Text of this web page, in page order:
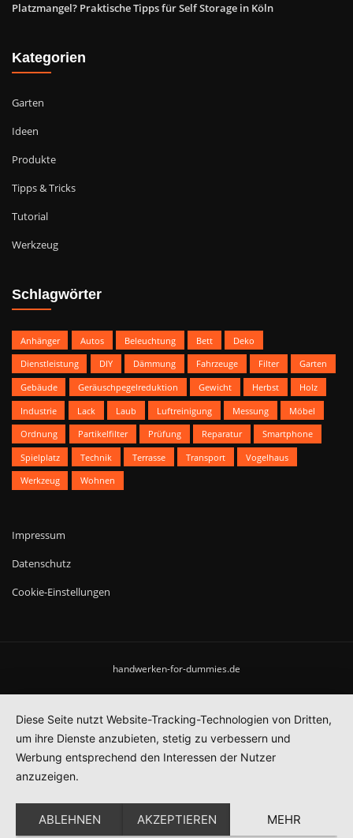
Platzmangel? Praktische Tipps für Self Storage in Köln
Kategorien
Garten
Ideen
Produkte
Tipps & Tricks
Tutorial
Werkzeug
Schlagwörter
Anhänger Autos Beleuchtung Bett
Deko
Dienstleistung
DIY Dämmung Fahrzeuge Filter
Garten
Gebäude
Geräuschpegelreduktion Gewicht Herbst
Holz
Industrie
Lack Laub Luftreinigung Messung
Möbel
Ordnung
Partikelfilter Prüfung Reparatur
Smartphone
Spielplatz
Technik Terrasse Transport
Vogelhaus
Werkzeug
Wohnen
Impressum
Datenschutz
Cookie-Einstellungen
handwerken-for-dummies.de
Diese Seite nutzt Website-Tracking-Technologien von Dritten,
um ihre Dienste anzubieten, stetig zu verbessern und
Werbung entsprechend den Interessen der Nutzer
anzuzeigen.
ABLEHNEN AKZEPTIEREN MEHR